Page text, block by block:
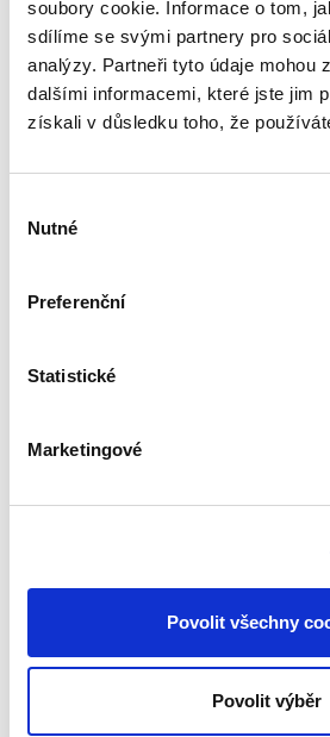
soubory cookie. Informace o tom,
sdílíme se svými partnery pro
analýzy. Partneři tyto údaje mohou
dalšími informacemi, které jste jim
získali v důsledku toho, že
souhlasu
Nutné
Preferenční
Statistické
Marketingové
Povolit všechny
Povolit výběr
nového občanského zákoníku v
mimořádně aktuální v...
Kniha se věnuje zadávání
Deset